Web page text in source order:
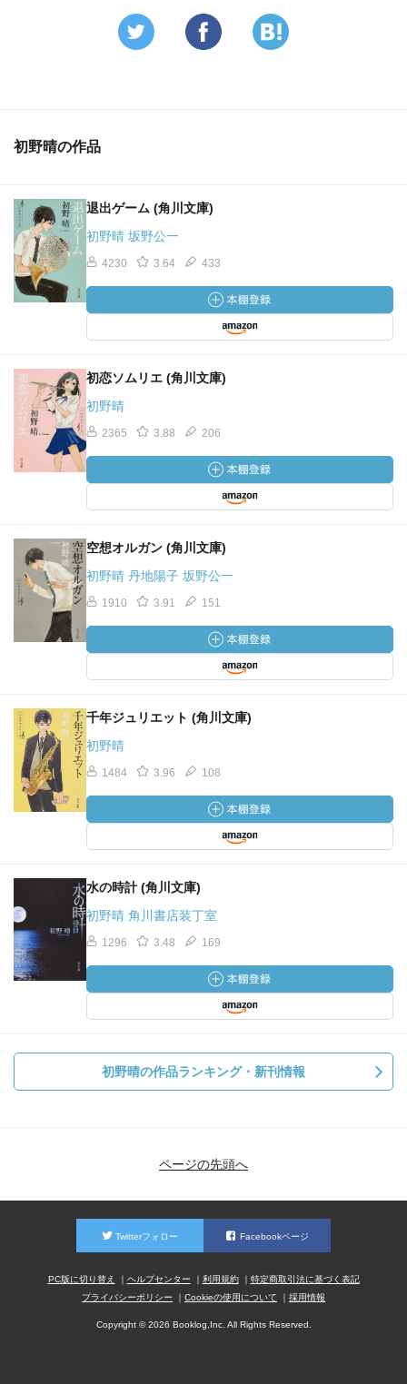
初野晴の作品
退出ゲーム (角川文庫)
初野晴 坂野公一
4230 3.64 433
初恋ソムリエ (角川文庫)
初野晴
2365 3.88 206
空想オルガン (角川文庫)
初野晴 丹地陽子 坂野公一
1910 3.91 151
千年ジュリエット (角川文庫)
初野晴
1484 3.96 108
水の時計 (角川文庫)
初野晴 角川書店装丁室
1296 3.48 169
初野晴の作品ランキング・新刊情報
ページの先頭へ
Twitterフォロー Facebookページ
PC版に切り替え ヘルプセンター 利用規約
特定商取引法に基づく表記
プライバシーポリシー
Cookieの使用について 採用情報
Copyright © 2026 Booklog,Inc. All Rights Reserved.